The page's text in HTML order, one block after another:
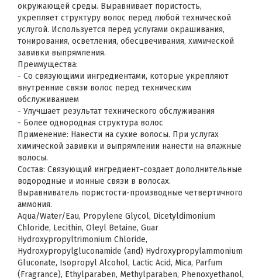
окружающей среды. Выравнивает пористость,
укрепляет структуру волос перед любой технической
услугой. Используется перед услугами окрашивания,
тонирования, осветления, обесцвечивания, химической
завивки выпрямления.
Преимущества:
- Со связующими ингредиентами, которые укрепляют
внутренние связи волос перед техническим
обслуживанием
- Улучшает результат технического обслуживания
- Более однородная структура волос
Применение: Нанести на сухие волосы. При услугах
химической завивки и выпрямлении нанести на влажные
волосы.
Состав: Связующий ингредиент-создает дополнительные
водородные и ионные связи в волосах.
Выравниватель пористости-производные четвертичного
аммония.
Aqua/Water/Eau, Propylene Glycol, Dicetyldimonium
Chloride, Lecithin, Oleyl Betaine, Guar
Hydroxypropyltrimonium Chloride,
Hydroxypropylgluconamide (and) Hydroxypropylammonium
Gluconate, Isopropyl Alcohol, Lactic Acid, Mica, Parfum
(Fragrance), Ethylparaben, Methylparaben, Phenoxyethanol,